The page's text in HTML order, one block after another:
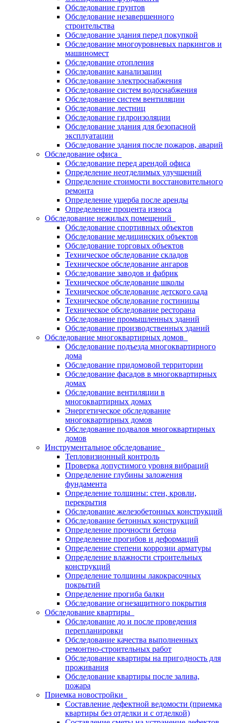
Обследование грунтов
Обследование незавершенного
строительства
Обследование здания перед покупкой
Обследование многоуровневых паркингов и
машиномест
Обследование отопления
Обследование канализации
Обследование электроснабжения
Обследование систем водоснабжения
Обследование систем вентиляции
Обследование лестниц
Обследование гидроизоляции
Обследование здания для безопасной
эксплуатации
Обследование здания после пожаров, аварий
Обследование офиса
Обследование перед арендой офиса
Определение неотделимых улучшений
Определение стоимости восстановительного
ремонта
Определение ущерба после аренды
Определение процента износа
Обследование нежилых помещений
Обследование спортивных объектов
Обследование медицинских объектов
Обследование торговых объектов
Техническое обследование складов
Техническое обследование ангаров
Обследование заводов и фабрик
Техническое обследование школы
Техническое обследование детского сада
Техническое обследование гостиницы
Техническое обследование ресторана
Обследование промышленных зданий
Обследование производственных зданий
Обследование многоквартирных домов
Обследование подъезда многоквартирного
дома
Обследование придомовой территории
Обследование фасадов в многоквартирных
домах
Обследование вентиляции в
многоквартирных домах
Энергетическое обследование
многоквартирных домов
Обследование подвалов многоквартирных
домов
Инструментальное обследование
Тепловизионный контроль
Проверка допустимого уровня вибраций
Определение глубины заложения
фундамента
Определение толщины: стен, кровли,
перекрытия
Обследование железобетонных конструкций
Обследование бетонных конструкций
Определение прочности бетона
Определение прогибов и деформаций
Определение степени коррозии арматуры
Определение влажности строительных
конструкций
Определение толщины лакокрасочных
покрытий
Определение прогиба балки
Обследование огнезащитного покрытия
Обследование квартиры
Обследование до и после проведения
перепланировки
Обследование качества выполненных
ремонтно-строительных работ
Обследование квартиры на пригодность для
проживания
Обследование квартиры после залива,
пожара
Приемка новостройки
Составление дефектной ведомости (приемка
квартиры без отделки и с отделкой)